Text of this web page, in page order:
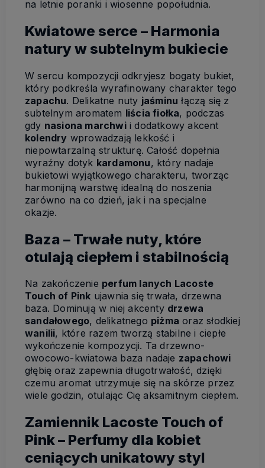
na letnie poranki i wiosenne popołudnia.
Kwiatowe serce – Harmonia
natury w subtelnym bukiecie
W sercu kompozycji odkryjesz bogaty bukiet,
który podkreśla wyrafinowany charakter tego
zapachu. Delikatne nuty jaśminu łączą się z
subtelnym aromatem liścia fiołka, podczas
gdy nasiona marchwii dodatkowy akcent
kolendry wprowadzają lekkość i
niepowtarzalną strukturę. Całość dopełnia
wyraźny dotyk kardamonu, który nadaje
bukietowi wyjątkowego charakteru, tworząc
harmonijną warstwę idealną do noszenia
zarówno na co dzień, jak i na specjalne
okazje.
Baza – Trwałe nuty, które
otulają ciepłem i stabilnością
Na zakończenie perfum lanych Lacoste
Touch of Pink ujawnia się trwała, drzewna
baza. Dominują w niej akcenty drzewa
sandałowego, delikatnego piżma oraz słodkiej
wanilii, które razem tworzą stabilne i ciepłe
wykończenie kompozycji. Ta drzewno-
owocowo-kwiatowa baza nadaje zapachowi
głębię oraz zapewnia długotrwałość, dzięki
czemu aromat utrzymuje się na skórze przez
wiele godzin, otulając Cię aksamitnym ciepłem.
Zamiennik Lacoste Touch of
Pink – Perfumy dla kobiet
ceniących unikatowy styl